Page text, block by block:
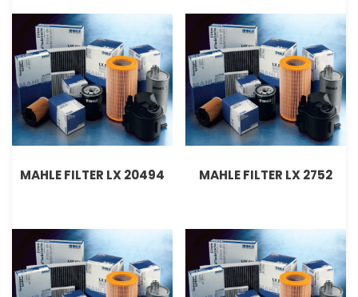
MAHLE FILTER LX 2752
MAHLE FILTER LX 20494